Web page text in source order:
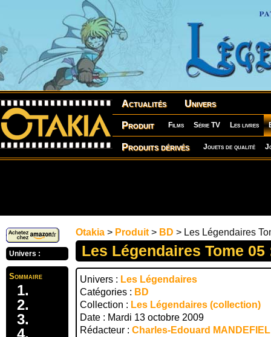
Actualités Univers
Produit Films Série TV Les livres
Produits dérivés Jouets de qualité
Univers :
Sommaire
Otakia > Produit > BD > Les Légendaires
Les Légendaires Tome
Univers : Les Légendaires
Catégories : BD
Collection : Les Légendaires (collection)
Date : Mardi 13 octobre 2009
Rédacteur : Charles-Edouard